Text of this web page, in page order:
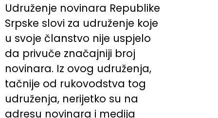
Udruženje novinara Republike
Srpske slovi za udruženje koje
u svoje članstvo nije uspjelo
da privuče značajniji broj
novinara. Iz ovog udruženja,
tačnije od rukovodstva tog
udruženja, nerijetko su na
adresu novinara i medija